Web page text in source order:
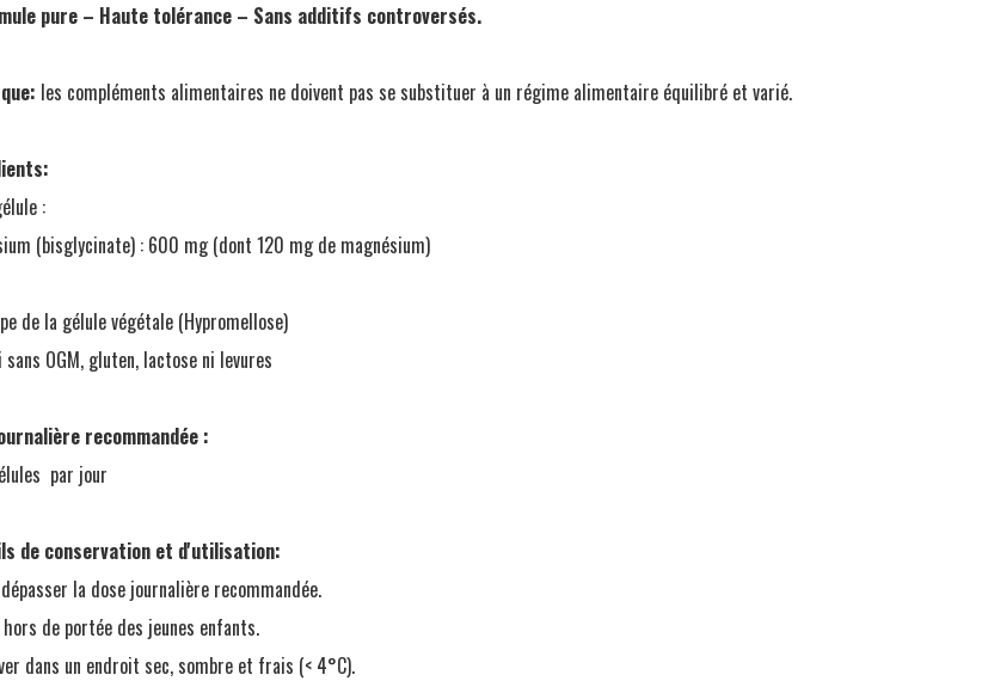
pure – Haute tolérance – Sans additifs controversés.
les compléments alimentaires ne doivent pas se substituer à un régime alimentaire équilibré et varié.
:
(bisglycinate) : 600 mg (dont 120 mg de magnésium)
de la gélule végétale (Hypromellose)
sans OGM, gluten, lactose ni levures
recommandée :
par jour
de conservation et d'utilisation:
la dose journalière recommandée.
de portée des jeunes enfants.
dans un endroit sec, sombre et frais (< 4°C).